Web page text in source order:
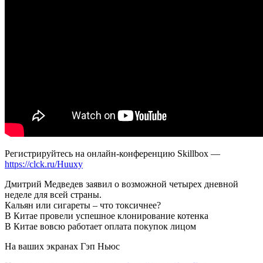
Регистрируйтесь на онлайн-конференцию Skillbox —
https://clck.ru/Huuxy
Дмитрий Медведев заявил о возможной четырех дневной
неделе для всей страны.
Кальян или сигареты – что токсичнее?
В Китае провели успешное клонирование котенка
В Китае вовсю работает оплата покупок лицом
На ваших экранах Гэп Ньюс